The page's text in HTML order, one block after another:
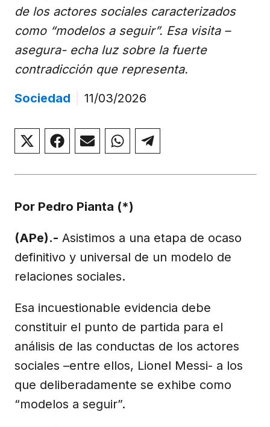
de los actores sociales caracterizados
como “modelos a seguir”. Esa visita –
asegura- echa luz sobre la fuerte
contradicción que representa.
Sociedad
11/03/2026
Compartir
en
(Twitter)
Compartir
en
Compartir
en
Compartir
en
Compartir
en
Por Pedro Pianta (*)
(APe).- Asistimos a una etapa de ocaso
definitivo y universal de un modelo de
relaciones sociales.
Esa incuestionable evidencia debe
constituir el punto de partida para el
análisis de las conductas de los actores
sociales –entre ellos, Lionel Messi- a los
que deliberadamente se exhibe como
“modelos a seguir”.